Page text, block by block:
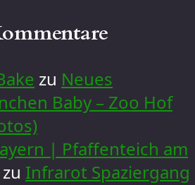
zu Neues
Baby – Zoo Hof
| Pfaffenteich am
zu Infrarot Spaziergang